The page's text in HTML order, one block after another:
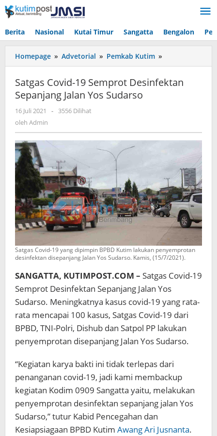
Lewati
ke
Berita Nasional Kutai Timur Sangatta Bengalon
Homepage » Advetorial » Pemkab Kutim »
Covid-
Semprot
Satgas Covid-19 Semprot Desinfektan
Sepanjang Jalan Yos Sudarso
16 Juli 2021
oleh
- 3556 Dilihat
oleh Admin
Satgas Covid-19 yang dipimpin BPBD Kutim lakukan penyemprotan
desinfektan disepanjang Jalan Yos Sudarso. Kamis, (15/7/2021).
SANGATTA, KUTIMPOST.COM – Satgas Covid-19
Semprot Desinfektan Sepanjang Jalan Yos
Sudarso. Meningkatnya kasus covid-19 yang rata-
rata mencapai 100 kasus, Satgas Covid-19 dari
BPBD, TNI-Polri, Dishub dan Satpol PP lakukan
penyemprotan disepanjang Jalan Yos Sudarso.
“Kegiatan karya bakti ini tidak terlepas dari
penanganan covid-19, jadi kami membackup
kegiatan Kodim 0909 Sangatta yaitu, melakukan
penyemprotan desinfektan sepanjang jalan Yos
Sudarso,” tutur Kabid Pencegahan dan
Kesiapsiagaan BPBD Kutim Awang Ari Jusnanta.